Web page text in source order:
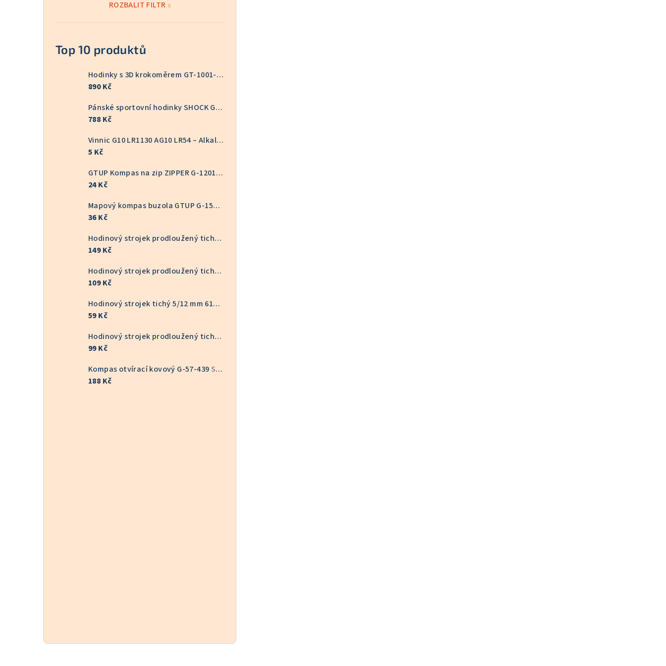
ROZBALIT FILTR
Top 10 produktů
Hodinky s 3D krokoměrem GT-1001-BSkladem v ČR
890 Kč
Pánské sportovní hodinky SHOCK GT-1050B
788 Kč
Vinnic G10 LR1130 AG10 LR54 – Alkalická knoflíková baterie 1.5V
5 Kč
GTUP Kompas na zip ZIPPER G-12011Skladem v ČR
24 Kč
Mapový kompas buzola GTUP G-1551
36 Kč
Hodinový strojek prodloužený tichý 16/22 mm 6168S
149 Kč
Hodinový strojek prodloužený tichý KOV 9/16 mm 6168S
109 Kč
Hodinový strojek tichý 5/12 mm 6168S
59 Kč
Hodinový strojek prodloužený tichý 9/16 mm 6168S
99 Kč
Kompas otvírací kovový G-57-439Skladem v ČR
188 Kč